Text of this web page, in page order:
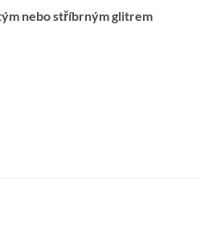
nebo stříbrným glitrem